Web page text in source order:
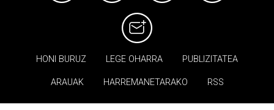
HONI BURUZ LEGE OHARRA PUBLIZITATEA
ARAUAK HARREMANETARAKO RSS